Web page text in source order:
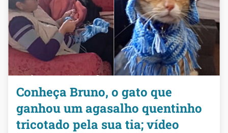
Conheça Bruno, o gato que
ganhou um agasalho quentinho
tricotado pela sua tia; vídeo